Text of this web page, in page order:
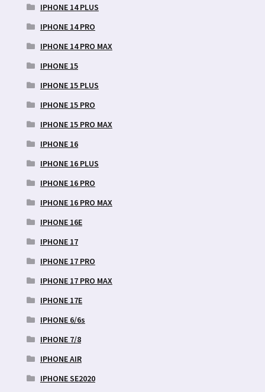
IPHONE 14 PLUS
IPHONE 14 PRO
IPHONE 14 PRO MAX
IPHONE 15
IPHONE 15 PLUS
IPHONE 15 PRO
IPHONE 15 PRO MAX
IPHONE 16
IPHONE 16 PLUS
IPHONE 16 PRO
IPHONE 16 PRO MAX
IPHONE 16E
IPHONE 17
IPHONE 17 PRO
IPHONE 17 PRO MAX
IPHONE 17E
IPHONE 6/6s
IPHONE 7/8
IPHONE AIR
IPHONE SE2020